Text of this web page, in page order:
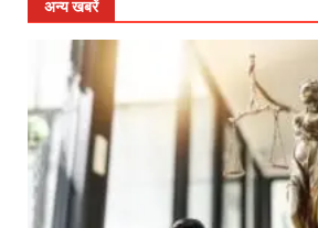
अन्य खबरें